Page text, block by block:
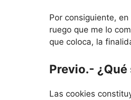
Por consiguiente,
ruego que me lo
que coloca, la
Previo.-
Las cookies